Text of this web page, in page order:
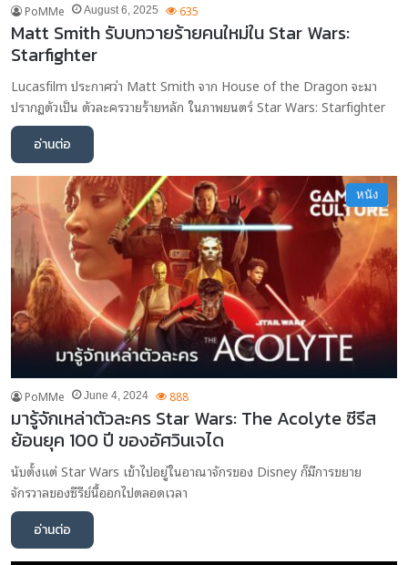
PoMMe August 6, 2025 635
Matt Smith รับบทวายร้ายคนใหม่ใน Star Wars:
Starfighter
Lucasfilm ประกาศว่า Matt Smith จาก House of the Dragon จะมา
ปรากฏตัวเป็น ตัวละครวายร้ายหลัก ในภาพยนตร์ Star Wars: Starfighter
อ่านต่อ
หนัง
PoMMe June 4, 2024 888
มารู้จักเหล่าตัวละคร Star Wars: The Acolyte ซีรีส
ย้อนยุค 100 ปี ของอัศวินเจได
นับตั้งแต่ Star Wars เข้าไปอยู่ในอาณาจักรของ Disney ก็มีการขยาย
จักรวาลของซีรีย์นี้ออกไปตลอดเวลา
อ่านต่อ